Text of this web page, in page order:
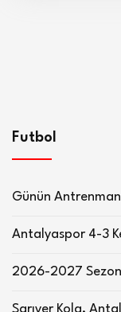
Futbol
Günün
Antalyaspor 4-3
2026-2027
Sarıyer Kola,